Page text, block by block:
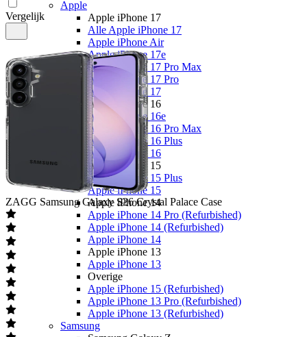
Apple
Apple iPhone 17
Alle Apple iPhone 17
Apple iPhone Air
Apple iPhone 17e
Apple iPhone 17 Pro Max
Apple iPhone 17 Pro
Apple iPhone 17
Apple iPhone 16
Apple iPhone 16e
Apple iPhone 16 Pro Max
Apple iPhone 16 Plus
Apple iPhone 16
Apple iPhone 15
Apple iPhone 15 Plus
Apple iPhone 15
Apple iPhone 14
Apple iPhone 14 Pro (Refurbished)
Apple iPhone 14 (Refurbished)
Apple iPhone 14
Apple iPhone 13
Apple iPhone 13
Overige
Apple iPhone 15 (Refurbished)
Apple iPhone 13 Pro (Refurbished)
Apple iPhone 13 (Refurbished)
Samsung
Vergelijk
ZAGG Samsung Galaxy S26 Crystal Palace Case